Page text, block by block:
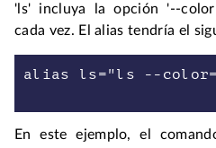
'ls' incluya la opción '--
cada vez. El alias tendría el
alias ls="ls --
En este ejemplo, el